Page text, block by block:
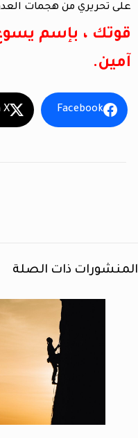
على تحريري من هجمات
قوتك ، بإسم
آمين.
Facebook
X
المنشورات ذات الصلة